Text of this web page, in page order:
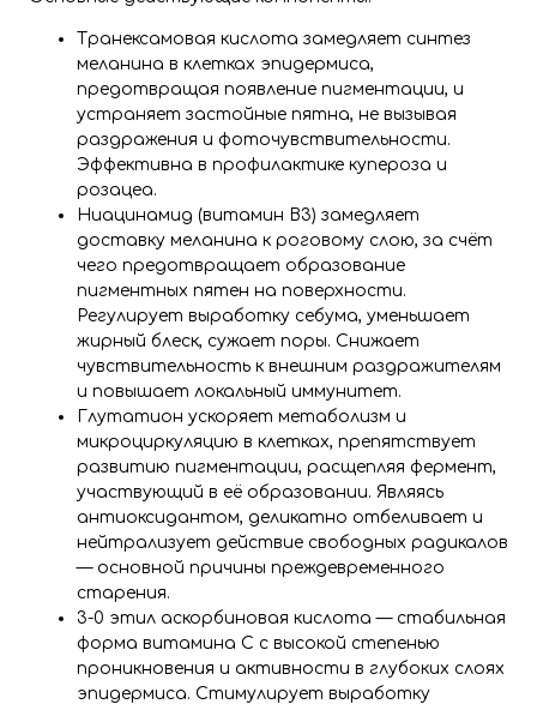
Транексамовая кислота замедляет синтез
меланина в клетках эпидермиса,
предотвращая появление пигментации, и
устраняет застойные пятна, не вызывая
раздражения и фоточувствительности.
Эффективна в профилактике купероза и
розацеа.
Ниацинамид (витамин В3) замедляет
доставку меланина к роговому слою, за счёт
чего предотвращает образование
пигментных пятен на поверхности.
Регулирует выработку себума, уменьшает
жирный блеск, сужает поры. Снижает
чувствительность к внешним раздражителям
и повышает локальный иммунитет.
Глутатион ускоряет метаболизм и
микроциркуляцию в клетках, препятствует
развитию пигментации, расщепляя фермент,
участвующий в её образовании. Являясь
антиоксидантом, деликатно отбеливает и
нейтрализует действие свободных радикалов
— основной причины преждевременного
старения.
3-0 этил аскорбиновая кислота — стабильная
форма витамина С с высокой степенью
проникновения и активности в глубоких слоях
эпидермиса. Стимулирует выработку